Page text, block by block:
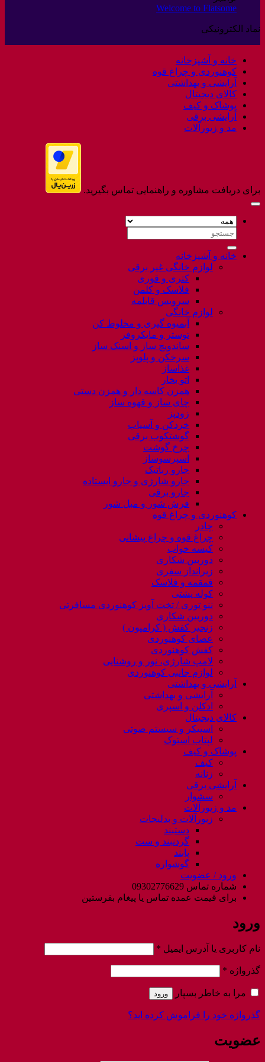
عودت
نشده
Welcome to Flatsomeهیچ
نماد الکترونیکی
خانه و آشپزخانه
کوهنوردی و چراغ قوه
آرایشی و بهداشتی
کالای دیجیتال
پوشاک و کیف
آرایشی برقی
مد و زیورآلات
برای دریافت مشاوره و راهنمایی تماس بگیرید.
جستجو
خانه و آشپزخانه
لوازم خانگی غیر برقی
کتری و قوری
فلاسک و کلمن
سرویس قابلمه
لوازم خانگی
آبمیوه گیری و مخلوط کن
توستر و مایکروفر
ساندویچ ساز و اسنک ساز
سرخکن و پلوپز
غذاساز
اتو بخار
همزن کاسه دار و همزن دستی
چای ساز و قهوه ساز
زودپز
خردکن و آسیاب
گوشتکوب برقی
چرخ گوشت
اسپرسوساز
جارو رباتیک
جارو شارژی و جارو ایستاده
جارو برقی
فرش شور و مبل شور
کوهنوردی و چراغ قوه
چادر
چراغ قوه و چراغ پیشانی
کیسه خواب
دوربین شکاری
زیرانداز سفری
قمقمه و فلاسک
کوله پشتی
ننو توری / تخت آویز کوهنوردی مسافرتی
دوربین شکاری
زنجیر کفش ( کرامپون )
عصای کوهنوردی
کفش کوهنوردی
لامپ شارژی، نور و روشنایی
لوازم جانبی کوهنوردی
آرایشی و بهداشتی
آرایشی و بهداشتی
ادکلن و اسپری
کالای دیجیتال
اسپیکر و سیستم صوتی
لپتاب استوک
پوشاک و کیف
کیف
زنانه
آرایشی برقی
سشوار
مد و زیورآلات
زیورآلات و بدلیجات
دستبند
گردنبند و ست
پابند
گوشواره
ورود / عضویت
شماره تماس 09302776629
برای قیمت عمده تماس یا پیغام بفرستین
ورود
نام کاربری یا آدرس ایمیل *
گذرواژه *
مرا به خاطر بسپار ورود
گذرواژه خود را فراموش کرده اید؟
عضویت